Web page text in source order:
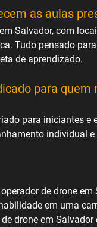
as aulas
Salvador, com
Tudo pensado
de aprendizado.
para quem
para iniciantes e
individual e
de drone em
em uma
drone em Salvador